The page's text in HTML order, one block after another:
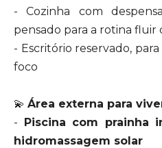
- Cozinha com
pensado para a rotina fluir
- Escritório reservado,
foco
💫 Área externa para
- Piscina com prainha
hidromassagem solar